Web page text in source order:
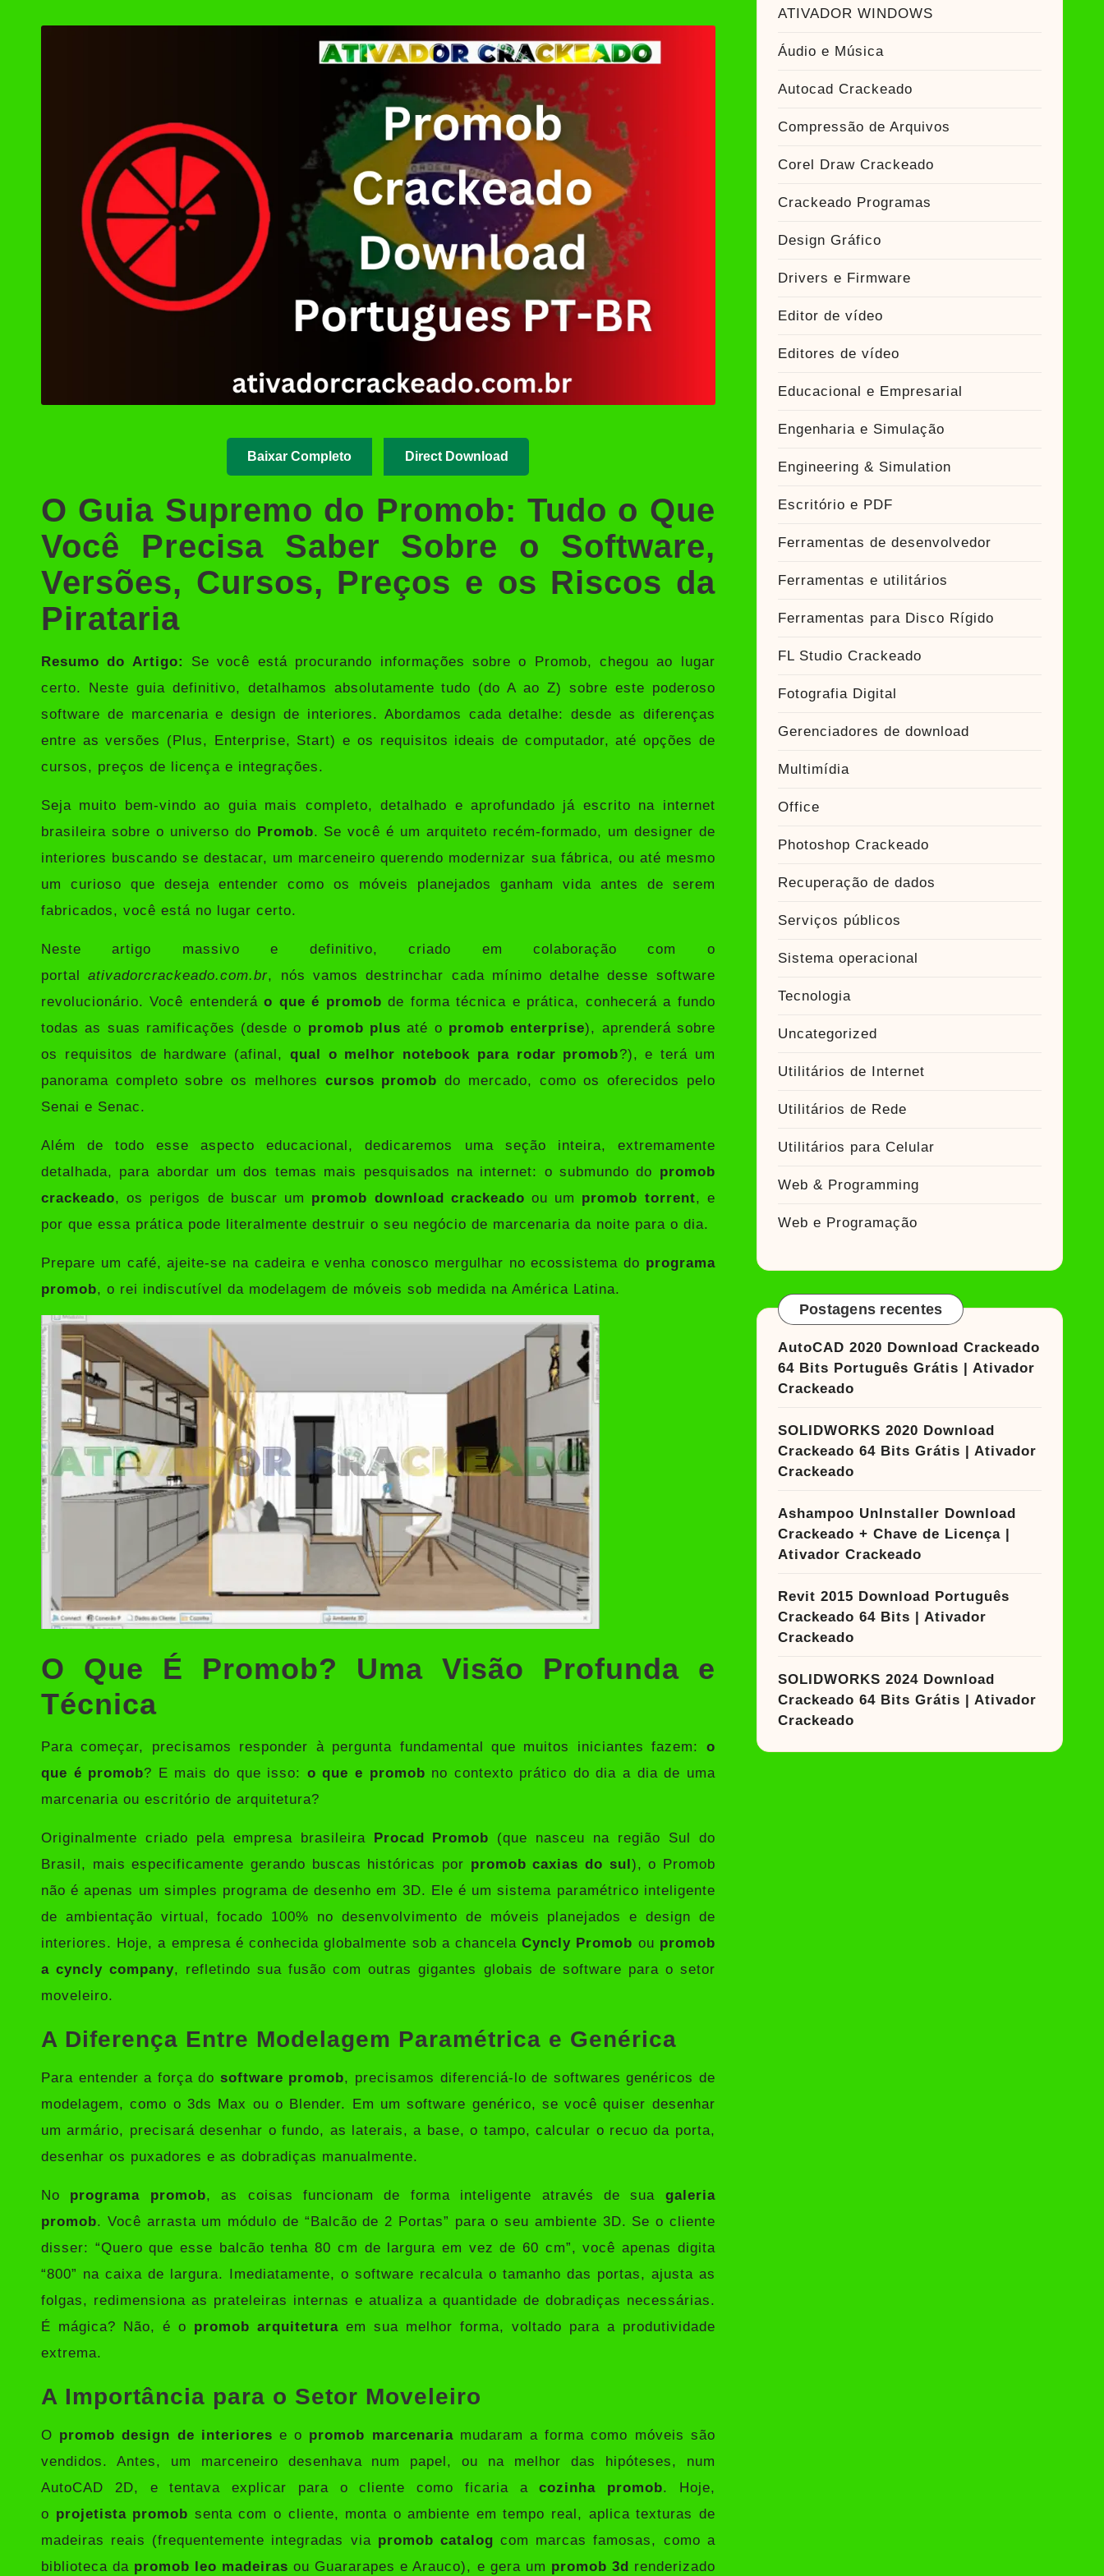
Notepad++ Download Grátis 64 Bits Português (Portable/Instalador) | Ativador Crackeado
XD-AntiSpy 4.13.0 Crackeado Download Português PT-BR
Baixar Completo Direct Download
O Guia Supremo do Promob: Tudo o Que
Você Precisa Saber Sobre o Software,
Versões, Cursos, Preços e os Riscos da
Pirataria
Resumo do Artigo: Se você está procurando informações sobre o Promob, chegou ao lugar
certo. Neste guia definitivo, detalhamos absolutamente tudo (do A ao Z) sobre este poderoso
software de marcenaria e design de interiores. Abordamos cada detalhe: desde as diferenças
entre as versões (Plus, Enterprise, Start) e os requisitos ideais de computador, até opções de
cursos, preços de licença e integrações.
Seja muito bem-vindo ao guia mais completo, detalhado e aprofundado já escrito na internet
brasileira sobre o universo do Promob. Se você é um arquiteto recém-formado, um designer de
interiores buscando se destacar, um marceneiro querendo modernizar sua fábrica, ou até mesmo
um curioso que deseja entender como os móveis planejados ganham vida antes de serem
fabricados, você está no lugar certo.
Neste artigo massivo e definitivo, criado em colaboração com o
portalativadorcrackeado.com.br, nós vamos destrinchar cada mínimo detalhe desse software
revolucionário. Você entenderáo que é promob de forma técnica e prática, conhecerá a fundo
todas as suas ramificações (desde o promob plus até o promob enterprise), aprenderá sobre
os requisitos de hardware (afinal, qual o melhor notebook para rodar promob?), e terá um
panorama completo sobre os melhores cursos promob do mercado, como os oferecidos pelo
Senai e Senac.
Além de todo esse aspecto educacional, dedicaremos uma seção inteira, extremamente
detalhada, para abordar um dos temas mais pesquisados na internet: o submundo do promob
crackeado, os perigos de buscar um promob download crackeado ou um promob torrent, e
por que essa prática pode literalmente destruir o seu negócio de marcenaria da noite para o dia.
Prepare um café, ajeite-se na cadeira e venha conosco mergulhar no ecossistema do programa
promob, o rei indiscutível da modelagem de móveis sob medida na América Latina.
O Que É Promob? Uma Visão Profunda e
Técnica
Para começar, precisamos responder à pergunta fundamental que muitos iniciantes fazem: o
que é promob? E mais do que isso: o que e promob no contexto prático do dia a dia de uma
marcenaria ou escritório de arquitetura?
Originalmente criado pela empresa brasileira Procad Promob (que nasceu na região Sul do
Brasil, mais especificamente gerando buscas históricas por promob caxias do sul), o Promob
não é apenas um simples programa de desenho em 3D. Ele é um sistema paramétrico inteligente
de ambientação virtual, focado 100% no desenvolvimento de móveis planejados e design de
interiores. Hoje, a empresa é conhecida globalmente sob a chancelaCyncly Promob ou promob
a cyncly company, refletindo sua fusão com outras gigantes globais de software para o setor
moveleiro.
A Diferença Entre Modelagem Paramétrica e Genérica
Para entender a força do software promob, precisamos diferenciá-lo de softwares genéricos de
modelagem, como o 3ds Max ou o Blender. Em um software genérico, se você quiser desenhar
um armário, precisará desenhar o fundo, as laterais, a base, o tampo, calcular o recuo da porta,
desenhar os puxadores e as dobradiças manualmente.
No programa promob, as coisas funcionam de forma inteligente através de sua galeria
promob. Você arrasta um módulo de “Balcão de 2 Portas” para o seu ambiente 3D. Se o cliente
disser: “Quero que esse balcão tenha 80 cm de largura em vez de 60 cm”, você apenas digita
“800” na caixa de largura. Imediatamente, o software recalcula o tamanho das portas, ajusta as
folgas, redimensiona as prateleiras internas e atualiza a quantidade de dobradiças necessárias.
É mágica? Não, é o promob arquiteturaem sua melhor forma, voltado para a produtividade
extrema.
A Importância para o Setor Moveleiro
O promob design de interiores e o promob marcenariamudaram a forma como móveis são
vendidos. Antes, um marceneiro desenhava num papel, ou na melhor das hipóteses, num
AutoCAD 2D, e tentava explicar para o cliente como ficaria acozinha promob. Hoje,
o projetista promob senta com o cliente, monta o ambiente em tempo real, aplica texturas de
madeiras reais (frequentemente integradas via promob catalog com marcas famosas, como a
biblioteca da promob leo madeiras ou Guararapes e Arauco), e gera um promob 3d renderizado
ATIVADOR WINDOWS
Áudio e Música
Autocad Crackeado
Compressão de Arquivos
Corel Draw Crackeado
Crackeado Programas
Design Gráfico
Drivers e Firmware
Editor de vídeo
Editores de vídeo
Educacional e Empresarial
Engenharia e Simulação
Engineering & Simulation
Escritório e PDF
Ferramentas de desenvolvedor
Ferramentas e utilitários
Ferramentas para Disco Rígido
FL Studio Crackeado
Fotografia Digital
Gerenciadores de download
Multimídia
Office
Photoshop Crackeado
Recuperação de dados
Serviços públicos
Sistema operacional
Tecnologia
Uncategorized
Utilitários de Internet
Utilitários de Rede
Utilitários para Celular
Web & Programming
Web e Programação
Postagens recentes
AutoCAD 2020 Download Crackeado
64 Bits Português Grátis | Ativador
Crackeado
SOLIDWORKS 2020 Download
Crackeado 64 Bits Grátis | Ativador
Crackeado
Ashampoo UnInstaller Download
Crackeado + Chave de Licença |
Ativador Crackeado
Revit 2015 Download Português
Crackeado 64 Bits | Ativador
Crackeado
SOLIDWORKS 2024 Download
Crackeado 64 Bits Grátis | Ativador
Crackeado